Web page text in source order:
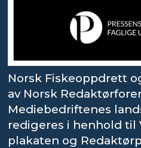
Norsk Fiskeoppdrett
av Norsk
Mediebedriftenes
redigeres i henhold til
plakaten og